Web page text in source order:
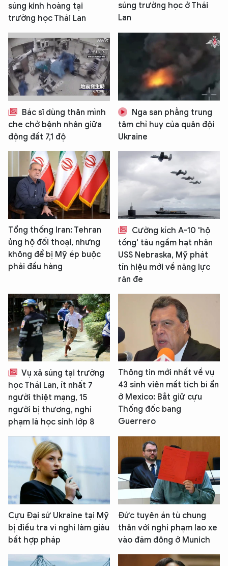
súng kinh hoàng tại
trường học Thái Lan
súng trường học ở Thái
Lan
Bác sĩ dùng thân mình
che chở bệnh nhân giữa
động đất 7,1 độ
Nga san phẳng trung
tâm chỉ huy của quân đội
Ukraine
Tổng thống Iran: Tehran
ủng hộ đối thoại, nhưng
không để bị Mỹ ép buộc
phải đầu hàng
Cường kích A-10 'hộ
tống' tàu ngầm hạt nhân
USS Nebraska, Mỹ phát
tín hiệu mới về năng lực
răn đe
Vụ xả súng tại trường
học Thái Lan, ít nhất 7
người thiệt mạng, 15
người bị thương, nghi
phạm là học sinh lớp 8
Thông tin mới nhất về vụ
43 sinh viên mất tích bí ẩn
ở Mexico: Bắt giữ cựu
Thống đốc bang
Guerrero
Cựu Đại sứ Ukraine tại Mỹ
bị điều tra vì nghi làm giàu
bất hợp pháp
Đức tuyên án tù chung
thân với nghi phạm lao xe
vào đám đông ở Munich